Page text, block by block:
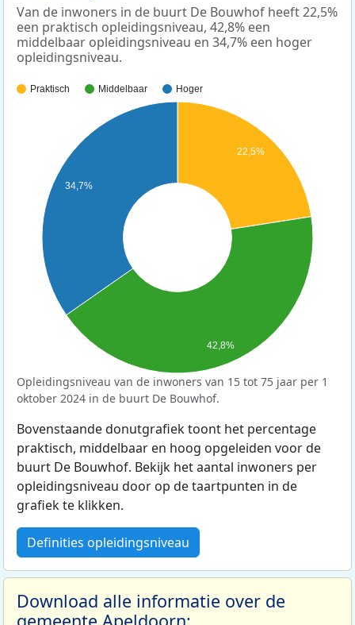
Van de inwoners in de buurt De Bouwhof heeft 22,5%
een praktisch opleidingsniveau, 42,8% een
middelbaar opleidingsniveau en 34,7% een hoger
opleidingsniveau.
Praktisch Middelbaar Hoger
22,5%
34,7%
42,8%
Opleidingsniveau van de inwoners van 15 tot 75 jaar per 1
oktober 2024 in de buurt De Bouwhof.
Bovenstaande donutgrafiek toont het percentage
praktisch, middelbaar en hoog opgeleiden voor de
buurt De Bouwhof. Bekijk het aantal inwoners per
opleidingsniveau door op de taartpunten in de
grafiek te klikken.
Definities opleidingsniveau
Download alle informatie over de